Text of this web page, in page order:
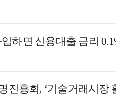
하면 신용대출 금리
진흥회, ‘기술거래시장